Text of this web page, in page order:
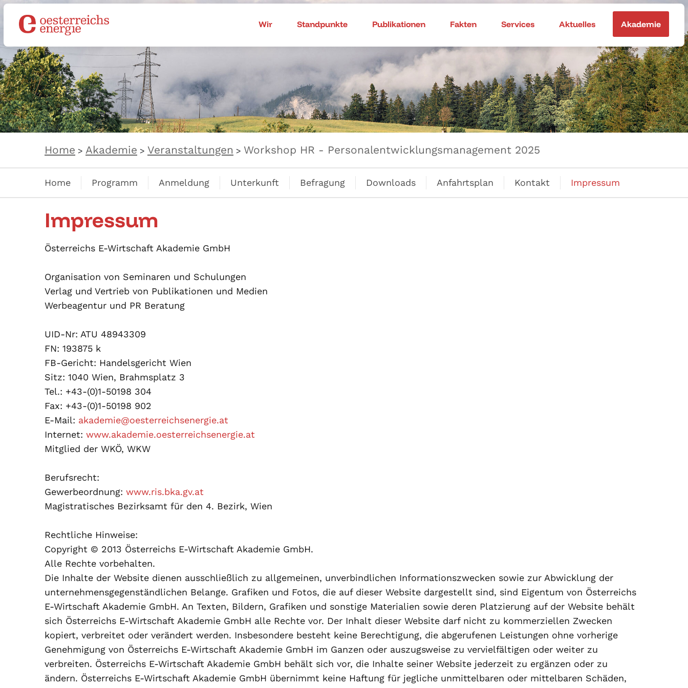
Wir Standpunkte Publikationen Fakten Services Aktuelles Akademie
Home > Akademie > Veranstaltungen > Workshop HR - Personalentwicklungsmanagement 2025
Home Programm Anmeldung Unterkunft Befragung Downloads Anfahrtsplan Kontakt Impressum
Impressum
Österreichs E-Wirtschaft Akademie GmbH
Organisation von Seminaren und Schulungen
Verlag und Vertrieb von Publikationen und Medien
Werbeagentur und PR Beratung
UID-Nr: ATU 48943309
FN: 193875 k
FB-Gericht: Handelsgericht Wien
Sitz: 1040 Wien, Brahmsplatz 3
Tel.: +43-(0)1-50198 304
Fax: +43-(0)1-50198 902
E-Mail: akademie@oesterreichsenergie.at
Internet: www.akademie.oesterreichsenergie.at
Mitglied der WKÖ, WKW
Berufsrecht:
Gewerbeordnung: www.ris.bka.gv.at
Magistratisches Bezirksamt für den 4. Bezirk, Wien
Rechtliche Hinweise:
Copyright © 2013 Österreichs E-Wirtschaft Akademie GmbH.
Alle Rechte vorbehalten.
Die Inhalte der Website dienen ausschließlich zu allgemeinen, unverbindlichen Informationszwecken sowie zur Abwicklung der
unternehmensgegenständlichen Belange. Grafiken und Fotos, die auf dieser Website dargestellt sind, sind Eigentum von Österreichs
E-Wirtschaft Akademie GmbH. An Texten, Bildern, Grafiken und sonstige Materialien sowie deren Platzierung auf der Website behält
sich Österreichs E-Wirtschaft Akademie GmbH alle Rechte vor. Der Inhalt dieser Website darf nicht zu kommerziellen Zwecken
kopiert, verbreitet oder verändert werden. Insbesondere besteht keine Berechtigung, die abgerufenen Leistungen ohne vorherige
Genehmigung von Österreichs E-Wirtschaft Akademie GmbH im Ganzen oder auszugsweise zu vervielfältigen oder weiter zu
verbreiten. Österreichs E-Wirtschaft Akademie GmbH behält sich vor, die Inhalte seiner Website jederzeit zu ergänzen oder zu
ändern. Österreichs E-Wirtschaft Akademie GmbH übernimmt keine Haftung für jegliche unmittelbaren oder mittelbaren Schäden,